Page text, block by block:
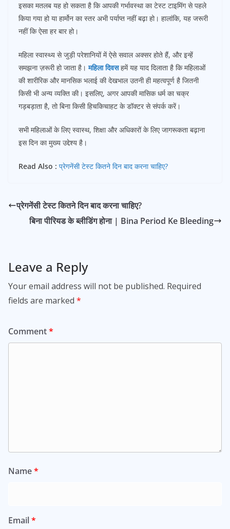
इसका मतलब यह हो सकता है कि आपकी गर्भावस्था का टेस्ट टाइमिंग से पहले
किया गया हो या हार्मोन का स्तर अभी पर्याप्त नहीं बढ़ा हो। हालांकि, यह जरूरी
नहीं कि ऐसा हर बार हो।
महिला स्वास्थ्य से जुड़ी परेशानियों में ऐसे सवाल अक्सर होते हैं, और इन्हें
समझना ज़रूरी हो जाता है।महिला दिवसहमें यह याद दिलाता है कि महिलाओं
की शारीरिक और मानसिक भलाई की देखभाल उतनी ही महत्वपूर्ण है जितनी
किसी भी अन्य व्यक्ति की। इसलिए, अगर आपकी मासिक धर्म का चक्र
गड़बड़ाता है, तो बिना किसी हिचकिचाहट के डॉक्टर से संपर्क करें।
सभी महिलाओं के लिए स्वास्थ, शिक्षा और अधिकारों के लिए जागरूकता बढ़ाना
इस दिन का मुख्य उद्देश्य है।
Read Also : प्रेगनेंसी टेस्ट कितने दिन बाद करना चाहिए?
प्रेगनेंसी टेस्ट कितने दिन बाद करना चाहिए?
बिना पीरियड के ब्लीडिंग होना | Bina Period Ke Bleeding
Leave a Reply
Your email address will not be published. Required
fields are marked *
Comment*
Name*
Email*